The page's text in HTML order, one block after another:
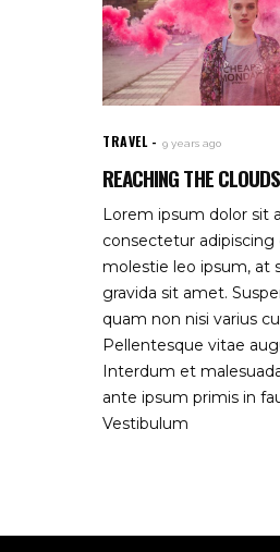
TRAVEL 9 years ago
REACHING THE
Lorem ipsum dolor sit
consectetur adipiscing
molestie leo ipsum, at
gravida sit amet.
quam non nisi varius
Pellentesque vitae
Interdum et
ante ipsum primis in
Vestibulum